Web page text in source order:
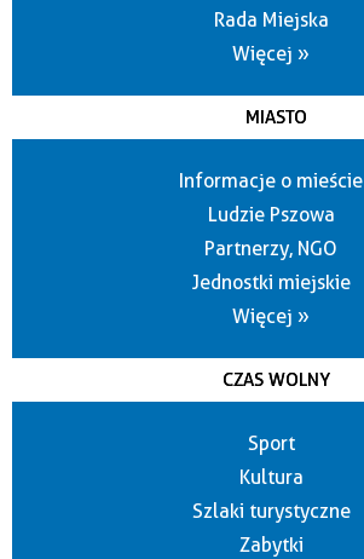
Rada Miejska
Więcej »
MIASTO
Informacje o mieście
Ludzie Pszowa
Partnerzy, NGO
Jednostki miejskie
Więcej »
CZAS WOLNY
Sport
Kultura
Szlaki turystyczne
Zabytki